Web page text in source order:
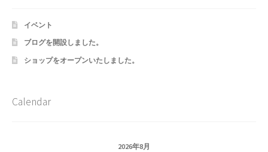
wpwBot Mobile App
お問い合わせ
イベント
ブログを開設しました。
ショップをオープンいたしました。
Calendar
2026年8月